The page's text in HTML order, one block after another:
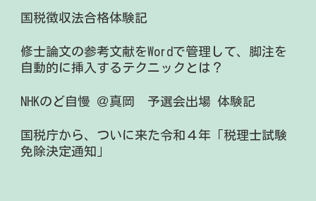
国税徴収法合格体験記
修士論文の参考文献をWordで管理して、脚注を
自動的に挿入するテクニックとは？
NHKのど自慢 ＠真岡 予選会出場 体験記
国税庁から、ついに来た令和４年「税理士試験
免除決定通知」